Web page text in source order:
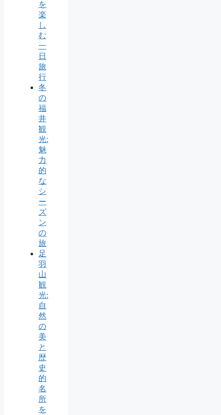
を
楽
し
む
一
日
旅
行
冬
の
福
井
観
光:
魅
力
的
な
シ
ー
ズ
ン
の
旅
足
羽
山
観
光:
自
然
の
美
と
歴
史
的
名
所
を